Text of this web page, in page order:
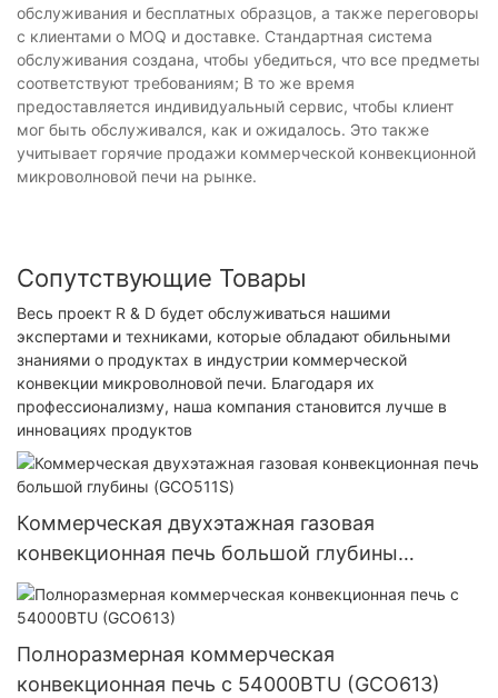
обслуживания и бесплатных образцов, а также переговоры
с клиентами о MOQ и доставке. Стандартная система
обслуживания создана, чтобы убедиться, что все предметы
соответствуют требованиям; В то же время
предоставляется индивидуальный сервис, чтобы клиент
мог быть обслуживался, как и ожидалось. Это также
учитывает горячие продажи коммерческой конвекционной
микроволновой печи на рынке.
Сопутствующие Товары
Весь проект R & D будет обслуживаться нашими
экспертами и техниками, которые обладают обильными
знаниями о продуктах в индустрии коммерческой
конвекции микроволновой печи. Благодаря их
профессионализму, наша компания становится лучше в
инновациях продуктов
Коммерческая двухэтажная газовая
конвекционная печь большой глубины
(GCO511S)
Полноразмерная коммерческая
конвекционная печь с 54000BTU (GCO613)